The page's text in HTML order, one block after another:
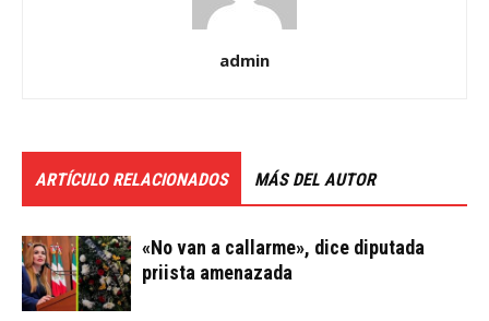
admin
ARTÍCULO RELACIONADOS MÁS DEL AUTOR
«No van a callarme», dice diputada
priista amenazada